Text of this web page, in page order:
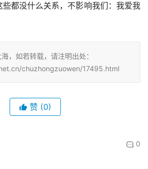
都没什么关系，不影响我们：我爱我
，如若转载，请注明出处：
chuzhongzuowen/17495.html
赞 (0)
0